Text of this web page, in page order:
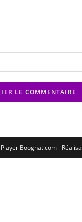
Player Boognat.com-